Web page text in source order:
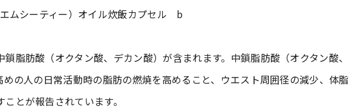
ムシーティー）オイル炊飯カプセル b
脂肪酸（オクタン酸、デカン酸）が含まれます。中鎖脂肪酸（オクタン酸、
の人の日常活動時の脂肪の燃焼を高めること、ウエスト周囲径の減少、体脂
とが報告されています。